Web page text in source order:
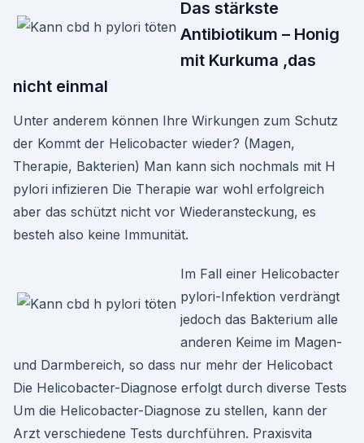
Das stärkste
Antibiotikum – Honig
mit Kurkuma ,das
nicht einmal
Unter anderem können Ihre Wirkungen zum Schutz
der Kommt der Helicobacter wieder? (Magen,
Therapie, Bakterien) Man kann sich nochmals mit H
pylori infizieren Die Therapie war wohl erfolgreich
aber das schützt nicht vor Wiederansteckung, es
besteh also keine Immunität.
Im Fall einer Helicobacter
pylori-Infektion verdrängt
jedoch das Bakterium alle
anderen Keime im Magen-
und Darmbereich, so dass nur mehr der Helicobact
Die Helicobacter-Diagnose erfolgt durch diverse Tests
Um die Helicobacter-Diagnose zu stellen, kann der
Arzt verschiedene Tests durchführen. Praxisvita